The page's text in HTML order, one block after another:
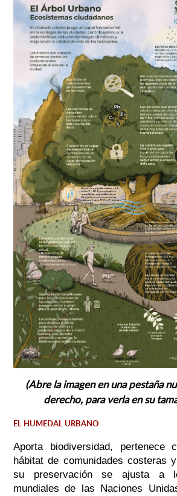
(Abre la imagen en una pestaña
derecho, para verla en su
EL HUMEDAL URBANO
Aporta biodiversidad, pertenece
hábitat de comunidades costeras
su preservación se ajusta a
mundiales de las Naciones